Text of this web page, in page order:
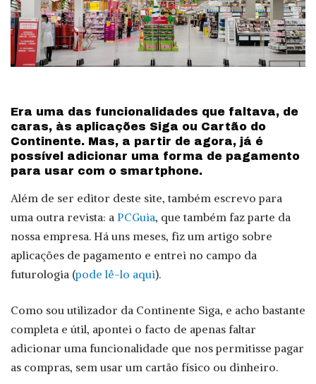
Era uma das funcionalidades que faltava, de
caras, às aplicações Siga ou Cartão do
Continente. Mas, a partir de agora, já é
possível adicionar uma forma de pagamento
para usar com o smartphone.
Além de ser editor deste site, também escrevo para
uma outra revista: a PCGuia, que também faz parte da
nossa empresa. Há uns meses, fiz um artigo sobre
aplicações de pagamento e entrei no campo da
futurologia (pode lê-lo aqui).
Como sou utilizador da Continente Siga, e acho bastante
completa e útil, apontei o facto de apenas faltar
adicionar uma funcionalidade que nos permitisse pagar
as compras, sem usar um cartão físico ou dinheiro.